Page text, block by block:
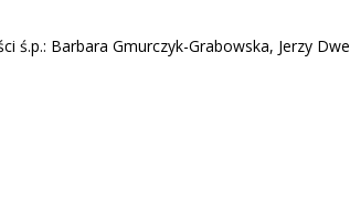
Barbara Gmurczyk-Grabowska, Jerzy